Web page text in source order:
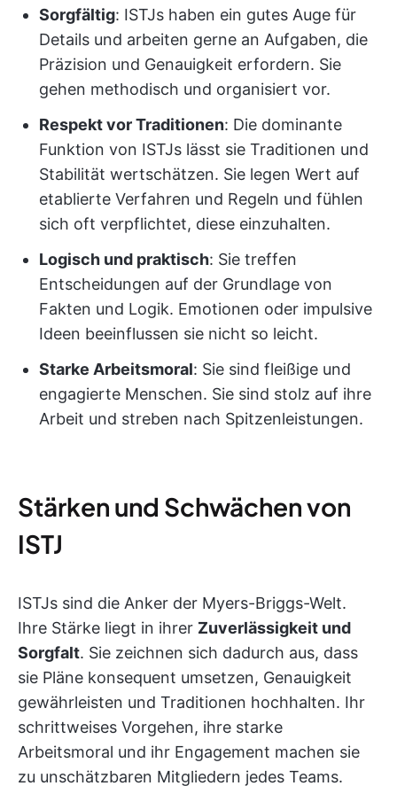
Sorgfältig: ISTJs haben ein gutes Auge für
Details und arbeiten gerne an Aufgaben, die
Präzision und Genauigkeit erfordern. Sie
gehen methodisch und organisiert vor.
Respekt vor Traditionen: Die dominante
Funktion von ISTJs lässt sie Traditionen und
Stabilität wertschätzen. Sie legen Wert auf
etablierte Verfahren und Regeln und fühlen
sich oft verpflichtet, diese einzuhalten.
Logisch und praktisch: Sie treffen
Entscheidungen auf der Grundlage von
Fakten und Logik. Emotionen oder impulsive
Ideen beeinflussen sie nicht so leicht.
Starke Arbeitsmoral: Sie sind fleißige und
engagierte Menschen. Sie sind stolz auf ihre
Arbeit und streben nach Spitzenleistungen.
Stärken und Schwächen von
ISTJ
ISTJs sind die Anker der Myers-Briggs-Welt.
Ihre Stärke liegt in ihrer Zuverlässigkeit und
Sorgfalt. Sie zeichnen sich dadurch aus, dass
sie Pläne konsequent umsetzen, Genauigkeit
gewährleisten und Traditionen hochhalten. Ihr
schrittweises Vorgehen, ihre starke
Arbeitsmoral und ihr Engagement machen sie
zu unschätzbaren Mitgliedern jedes Teams.